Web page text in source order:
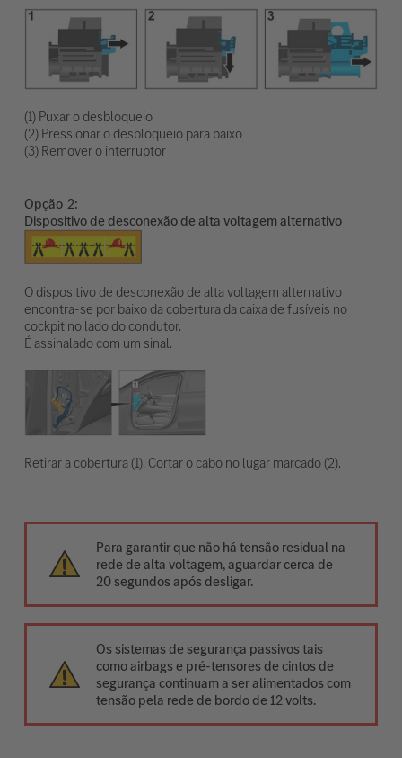
(1) Puxar o desbloqueio
(2) Pressionar o desbloqueio para baixo
(3) Remover o interruptor
Opção
Dispositivo de desconexão de alta voltagem alternativo
O dispositivo de desconexão de alta voltagem alternativo
encontra-se por baixo da cobertura da caixa de fusíveis no
cockpit no lado do condutor.
É assinalado com um sinal.
Retirar a cobertura (1). Cortar o cabo no lugar marcado (2).
Para garantir que não há tensão residual na
rede de alta voltagem, aguardar cerca de
20 segundos após desligar.
Os sistemas de segurança passivos tais
como airbags e pré-tensores de cintos de
segurança continuam a ser alimentados com
tensão pela rede de bordo de 12 volts.